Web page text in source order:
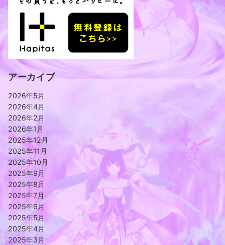
アーカイブ
2026年5月
2026年4月
2026年2月
2026年1月
2025年12月
2025年11月
2025年10月
2025年9月
2025年8月
2025年7月
2025年6月
2025年5月
2025年4月
2025年3月